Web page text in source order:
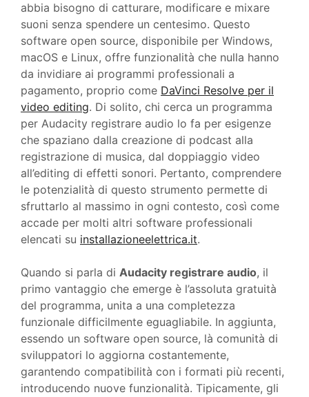
abbia bisogno di catturare, modificare e mixare
suoni senza spendere un centesimo. Questo
software open source, disponibile per Windows,
macOS e Linux, offre funzionalità che nulla hanno
da invidiare ai programmi professionali a
pagamento, proprio come DaVinci Resolve per il
video editing. Di solito, chi cerca un programma
per Audacity registrare audio lo fa per esigenze
che spaziano dalla creazione di podcast alla
registrazione di musica, dal doppiaggio video
all’editing di effetti sonori. Pertanto, comprendere
le potenzialità di questo strumento permette di
sfruttarlo al massimo in ogni contesto, così come
accade per molti altri software professionali
elencati su installazioneelettrica.it.
Quando si parla di Audacity registrare audio, il
primo vantaggio che emerge è l’assoluta gratuità
del programma, unita a una completezza
funzionale difficilmente eguagliabile. In aggiunta,
essendo un software open source, là comunità di
sviluppatori lo aggiorna costantemente,
garantendo compatibilità con i formati più recenti,
introducendo nuove funzionalità. Tipicamente, gli